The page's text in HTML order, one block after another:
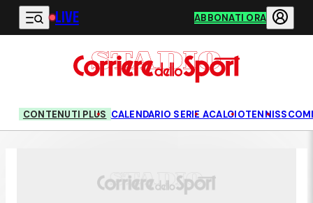
Vai al contenuto principale
LIVE ABBONATI ORA
CONTENUTI PLUS CALENDARIO SERIE ACALCIOTENNIS